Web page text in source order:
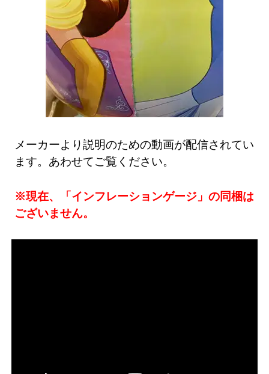
メーカーより説明のための動画が配信されてい
ます。あわせてご覧ください。
※現在、「インフレーションゲージ」の同梱は
ございません。